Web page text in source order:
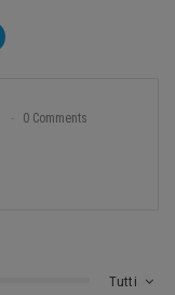
0 Comments
Tutti